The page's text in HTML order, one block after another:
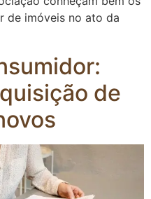
de imóveis no ato da
de